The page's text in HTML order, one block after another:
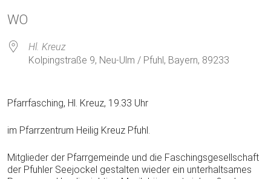
WO
Hl. Kreuz
Kolpingstraße 9, Neu-Ulm / Pfuhl, Bayern, 89233
Pfarrfasching, Hl. Kreuz, 19.33 Uhr
im Pfarrzentrum Heilig Kreuz Pfuhl.
Mitglieder der Pfarrgemeinde und die Faschingsgesellschaft
der Pfuhler Seejockel gestalten wieder ein unterhaltsames